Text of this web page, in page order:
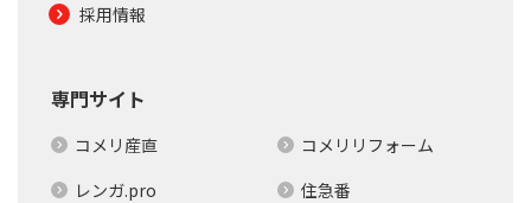
採用情報
専門サイト
コメリ産直
コメリリフォーム
レンガ.pro
住急番